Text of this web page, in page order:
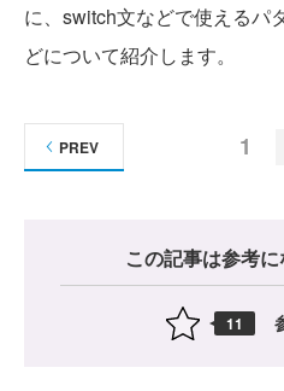
に、switch文などで使えるパ
どについて紹介します。
1
PREV
この記事は参考
11